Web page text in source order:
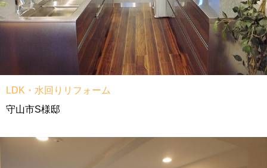
LDK・水回りリフォーム
守山市S様邸